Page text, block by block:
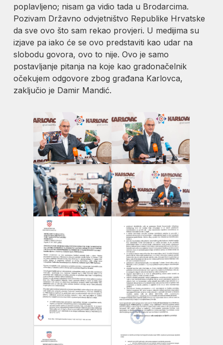
poplavljeno; nisam ga vidio tada u Brodarcima.
Pozivam Državno odvjetništvo Republike Hrvatske
da sve ovo što sam rekao provjeri. U medijima su
izjave pa iako će se ovo predstaviti kao udar na
slobodu govora, ovo to nije. Ovo je samo
postavljanje pitanja na koje kao gradonačelnik
očekujem odgovore zbog građana Karlovca,
zaključio je Damir Mandić.